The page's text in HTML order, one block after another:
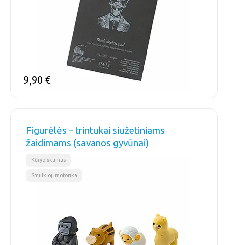
9,90 €
Figurėlės – trintukai siužetiniams
žaidimams (savanos gyvūnai)
Kūrybiškumas
Smulkioji motorika